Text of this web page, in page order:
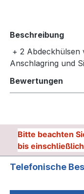
Beschreibung
+ 2
Anschlagring und
Bewertungen
Bitte beachten
bis
Telefonische